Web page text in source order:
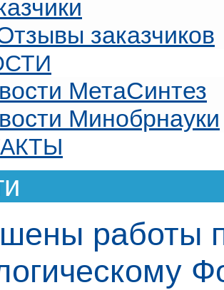
заказчиков
МетаСинтез
Минобрнауки
работы